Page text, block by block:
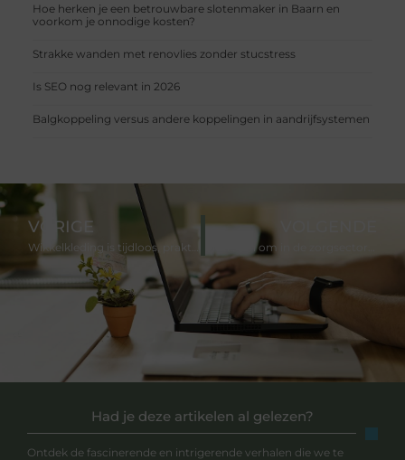
Hoe herken je een betrouwbare slotenmaker in Baarn en
voorkom je onnodige kosten?
Strakke wanden met renovlies zonder stucstress
Is SEO nog relevant in 2026
Balgkoppeling versus andere koppelingen in aandrijfsystemen
Had je deze artikelen al gelezen?
Ontdek de fascinerende en intrigerende verhalen die we te
VORIGE